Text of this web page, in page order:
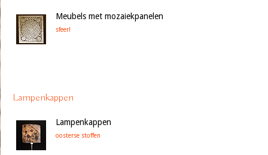
Meubels met mozaiekpanelen
sfeer!
Lampenkappen
Lampenkappen
oosterse stoffen